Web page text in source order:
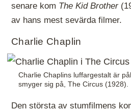
senare kom The Kid Brother
av hans mest sevärda filmer.
Charlie Chaplin
Charlie Chaplins luffargestalt är
smyger sig på, The Circus (1928).
Den största av stumfilmens